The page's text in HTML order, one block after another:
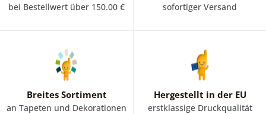
bei Bestellwert über 150.00 € sofortiger Versand
Breites Sortiment
an Tapeten und Dekorationen
Hergestellt in der EU
erstklassige Druckqualität